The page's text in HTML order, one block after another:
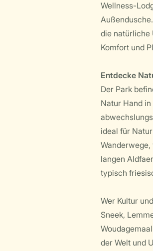
Wellness-
die natürliche
Komfort und
Entdecke
Der Park
Natur Hand
ideal für
langen
typisch
Wer Kultur
Sneek,
der Welt und